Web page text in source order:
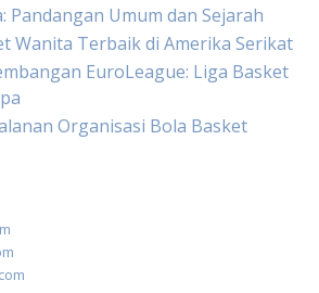
Pandangan Umum dan Sejarah
Wanita Terbaik di Amerika Serikat
EuroLeague: Liga Basket
Organisasi Bola Basket